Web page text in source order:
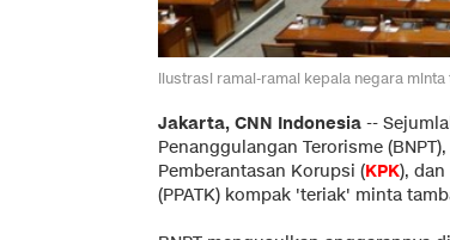
Ilustrasi ramai-ramai kepala negara minta
Jakarta, CNN Indonesia --
Penanggulangan Terorisme
Pemberantasan Korupsi (KPK),
(PPATK) kompak 'teriak' minta